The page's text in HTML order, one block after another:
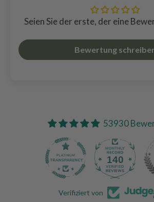
Seien Sie der erste, der eine
Bewertung
53930
140
Verifiziert von